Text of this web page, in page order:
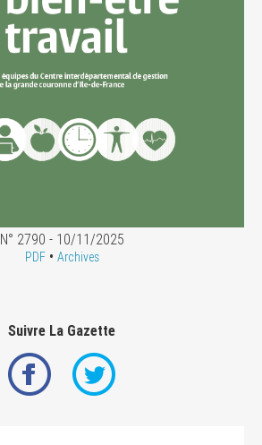
N° 2790 - 10/11/2025
PDF• Archives
Suivre La Gazette